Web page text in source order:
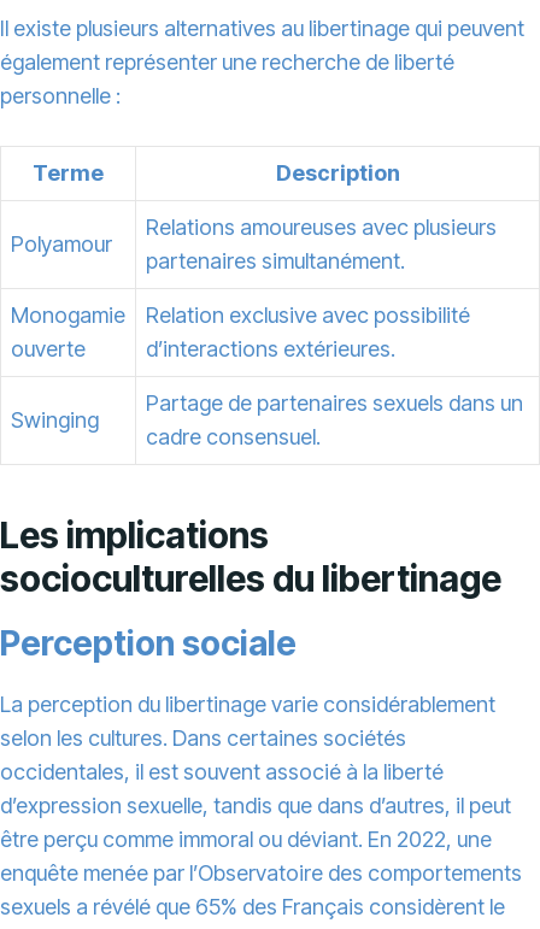
Il existe plusieurs alternatives au libertinage qui peuvent
également représenter une recherche de liberté
personnelle :
Terme Description
Polyamour
Relations amoureuses avec plusieurs
partenaires simultanément.
Monogamie
ouverte
Relation exclusive avec possibilité
d’interactions extérieures.
Swinging
Partage de partenaires sexuels dans un
cadre consensuel.
Les implications
socioculturelles du libertinage
Perception sociale
La perception du libertinage varie considérablement
selon les cultures. Dans certaines sociétés
occidentales, il est souvent associé à la liberté
d’expression sexuelle, tandis que dans d’autres, il peut
être perçu comme immoral ou déviant. En 2022, une
enquête menée par l’Observatoire des comportements
sexuels a révélé que 65% des Français considèrent le